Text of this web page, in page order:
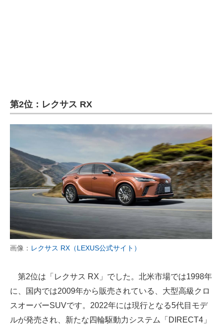
ちょっと気になるネットの話題
第2位：レクサス RX
画像： レクサス RX（LEXUS公式サイト）
第2位は「レクサス RX」でした。北米市場では1998年
に、国内では2009年から販売されている、大型高級クロ
スオーバーSUVです。2022年には現行となる5代目モデ
ルが発売され、新たな四輪駆動力システム「DIRECT4」